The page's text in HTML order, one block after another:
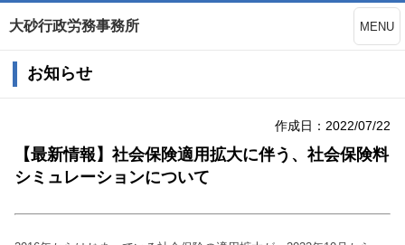
大砂行政労務事務所 MENU
お知らせ
作成日：2022/07/22
【最新情報】社会保険適用拡大に伴う、社会保険料
シミュレーションについて